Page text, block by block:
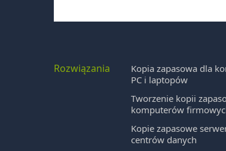
Rozwiązania
Kopia zapasowa dla
PC i laptopów
Tworzenie kopii
komputerów
Kopie zapasowe
centrów danych